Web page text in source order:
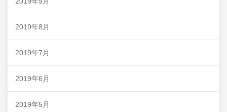
2019年8月
2019年7月
2019年6月
2019年5月